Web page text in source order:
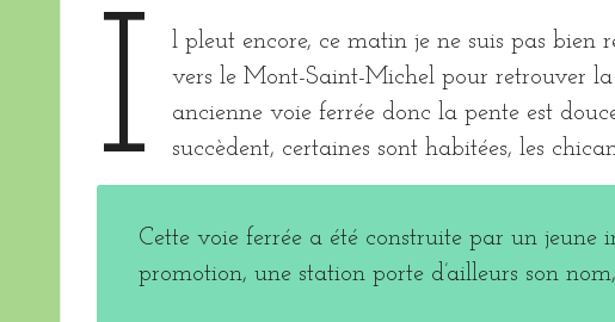
I
l pleut encore, ce matin je ne suis pas bien
vers le Mont-Saint-Michel pour retrouver la
ancienne voie ferrée donc la pente est
succèdent, certaines sont habitées, les
Cette voie ferrée a été construite par un jeune
promotion, une station porte d’ailleurs son